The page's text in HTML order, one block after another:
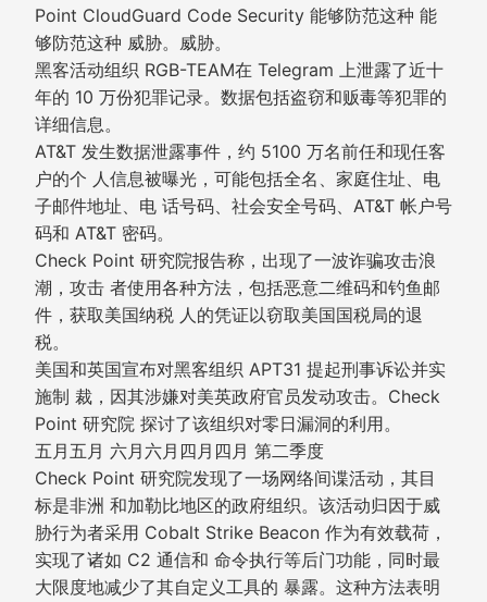
Point CloudGuard Code Security 能够防范这种 能
够防范这种 威胁。威胁。
黑客活动组织 RGB-TEAM在 Telegram 上泄露了近十
年的 10 万份犯罪记录。数据包括盗窃和贩毒等犯罪的
详细信息。
AT&T 发生数据泄露事件，约 5100 万名前任和现任客
户的个 人信息被曝光，可能包括全名、家庭住址、电
子邮件地址、电 话号码、社会安全号码、AT&T 帐户号
码和 AT&T 密码。
Check Point 研究院报告称，出现了一波诈骗攻击浪
潮，攻击 者使用各种方法，包括恶意二维码和钓鱼邮
件，获取美国纳税 人的凭证以窃取美国国税局的退
税。
美国和英国宣布对黑客组织 APT31 提起刑事诉讼并实
施制 裁，因其涉嫌对美英政府官员发动攻击。Check
Point 研究院 探讨了该组织对零日漏洞的利用。
五月五月 六月六月四月四月 第二季度
Check Point 研究院发现了一场网络间谍活动，其目
标是非洲 和加勒比地区的政府组织。该活动归因于威
胁行为者采用 Cobalt Strike Beacon 作为有效载荷，
实现了诸如 C2 通信和 命令执行等后门功能，同时最
大限度地减少了其自定义工具的 暴露。这种方法表明